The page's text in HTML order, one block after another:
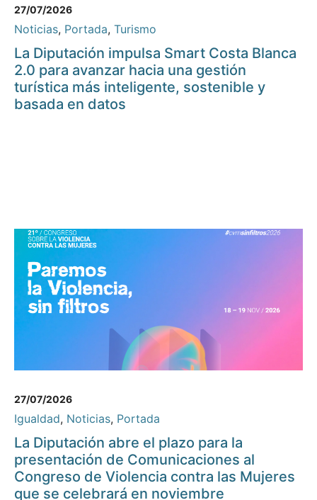
27/07/2026
Noticias, Portada, Turismo
La Diputación impulsa Smart Costa Blanca
2.0 para avanzar hacia una gestión
turística más inteligente, sostenible y
basada en datos
27/07/2026
Igualdad, Noticias, Portada
La Diputación abre el plazo para la
presentación de Comunicaciones al
Congreso de Violencia contra las Mujeres
que se celebrará en noviembre